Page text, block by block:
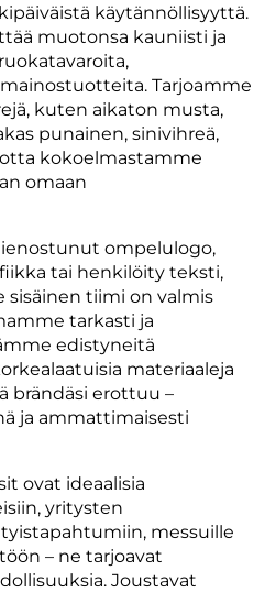
käytännöllisyyttä.
muotonsa kauniisti ja
Tarjoamme
kuten aikaton musta,
punainen, sinivihreä,
kokoelmastamme
omaan
ompelulogo,
tai henkilöity teksti,
tiimi on valmis
tarkasti ja
edistyneitä
materiaaleja
brändäsi erottuu –
ja ammattimaisesti
ovat ideaalisia
yritysten
messuille
– ne tarjoavat
Joustavat